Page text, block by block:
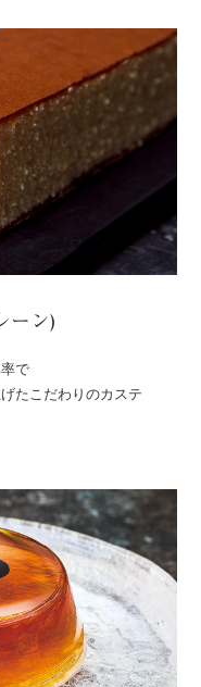
ーン)
で
たこだわりのカステ